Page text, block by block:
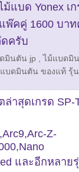
แบด Yonex เ
พ๊คคู่ 1600 บา
ครับ
มินตัน jp ,ไม้แบดมิ
บดมินตัน ของแท้ รุ้น
าสุดเกรด SP-
Z-
และอีกหลา